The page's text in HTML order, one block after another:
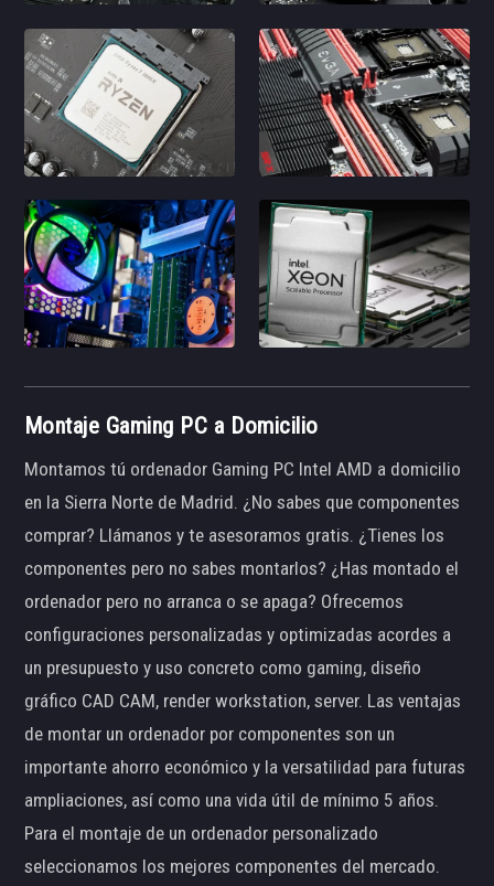
Montaje Gaming PC a Domicilio
Montamos tú ordenador Gaming PC Intel AMD a domicilio
en la Sierra Norte de Madrid. ¿No sabes que componentes
comprar? Llámanos y te asesoramos gratis. ¿Tienes los
componentes pero no sabes montarlos? ¿Has montado el
ordenador pero no arranca o se apaga? Ofrecemos
configuraciones personalizadas y optimizadas acordes a
un presupuesto y uso concreto como gaming, diseño
gráfico CAD CAM, render workstation, server. Las ventajas
de montar un ordenador por componentes son un
importante ahorro económico y la versatilidad para futuras
ampliaciones, así como una vida útil de mínimo 5 años.
Para el montaje de un ordenador personalizado
seleccionamos los mejores componentes del mercado.